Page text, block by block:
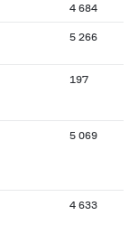
4 684
5 266
197
5 069
4 633